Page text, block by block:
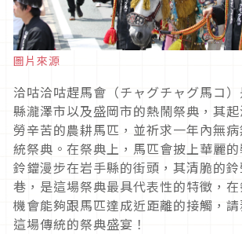
圖片來源
洽咕洽咕趕馬會（チャグチャグ馬コ）
縣瀧澤市以及盛岡市的熱鬧祭典，其
勞辛苦的農耕馬匹，並祈求一年內無
統祭典。在祭典上，馬匹會披上華麗
鈴鐺漫步在岩手縣的街頭，其清脆的
巷，是這場祭典最具代表性的特徵，
機會能夠跟馬匹達成近距離的接觸，
這場傳統的祭典盛宴！